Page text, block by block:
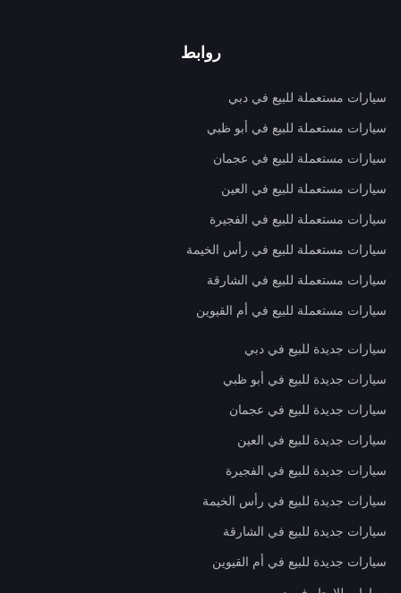
روابط
سيارات مستعملة للبيع في دبي
سيارات مستعملة للبيع في أبو ظبي
سيارات مستعملة للبيع في عجمان
سيارات مستعملة للبيع في العين
سيارات مستعملة للبيع في الفجيرة
سيارات مستعملة للبيع في رأس الخيمة
سيارات مستعملة للبيع في الشارقة
سيارات مستعملة للبيع في أم القيوين
سيارات جديدة للبيع في دبي
سيارات جديدة للبيع في أبو ظبي
سيارات جديدة للبيع في عجمان
سيارات جديدة للبيع في العين
سيارات جديدة للبيع في الفجيرة
سيارات جديدة للبيع في رأس الخيمة
سيارات جديدة للبيع في الشارقة
سيارات جديدة للبيع في أم القيوين